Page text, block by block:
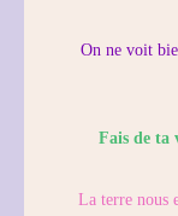
On ne voit
Fais de ta
La terre nous